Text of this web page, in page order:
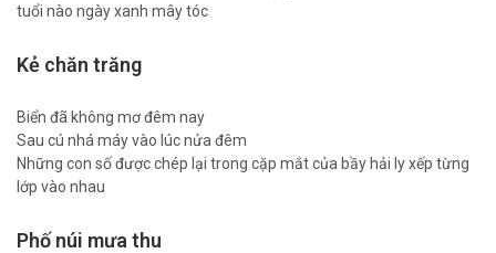
tuổi nào ngày xanh mây tóc
Kẻ chăn trăng
Biển đã không mơ đêm nay
Sau cú nhá máy vào lúc nửa đêm
Những con số được chép lại trong cặp mắt của bầy hải ly xếp từng
lớp vào nhau
Phố núi mưa thu